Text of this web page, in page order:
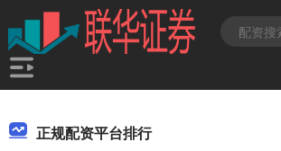
正规配资平台排行